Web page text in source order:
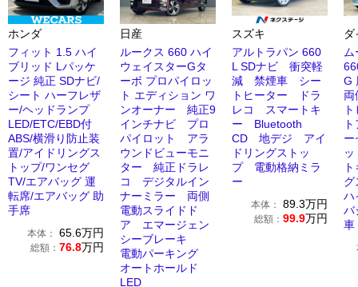
ホンダ
フィット 1.5 ハイ
ブリッド Lパッケ
ージ 純正 SDナビ/
シート ハーフレザ
ー/ヘッドランプ
LED/ETC/EBD付
ABS/横滑り防止装
置/アイドリングス
トップ/ワンセグ
TV/エアバッグ 運
転席/エアバッグ 助
手席
本体： 65.6万円
総額： 76.8万円
日産
ルークス 660 ハイ
ウェイスターGタ
ーボ プロパイロッ
ト エディション ワ
ンオーナー 純正9
インチナビ プロ
パイロット アラ
ウンドビューモニ
ター 純正ドラレ
コ デジタルイン
ナーミラー 両側
電動スライドド
ア エマージェン
シーブレーキ
電動パーキング
オートホールド
LED
スズキ
アルトラパン 660
L SDナビ 衝突軽
減 禁煙車 シー
トヒーター ドラ
レコ スマートキ
ー Bluetooth
CD 地デジ アイ
ドリングストッ
プ 電動格納ミラ
ー
本体： 89.3万円
総額： 99.9万円
G
両
ー
グ
ハ
バ
車